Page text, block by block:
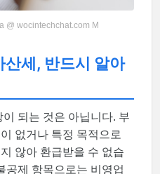
@ wocintechchat.com M
산세, 반드시 알아
되는 것은 아닙니다. 부
없거나 특정 목적으로
않아 환급받을 수 없습
공제 항목으로는 비영업